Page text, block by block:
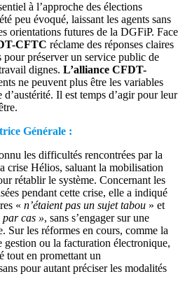
à l’approche des élections
peu évoqué, laissant les agents sans
orientations futures de la DGFiP. Face
CFTC réclame des réponses claires
pour préserver un service public de
dignes. L’alliance CFDT-
ne peuvent plus être les variables
d’austérité. Il est temps d’agir pour leur
Générale :
les difficultés rencontrées par la
crise Hélios, saluant la mobilisation
rétablir le système. Concernant les
pendant cette crise, elle a indiqué
« n’étaient pas un sujet tabou » et
par cas », sans s’engager sur une
Sur les réformes en cours, comme la
gestion ou la facturation électronique,
tout en promettant un
pour autant préciser les modalités